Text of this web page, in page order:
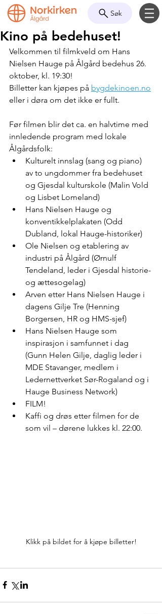
Søk
Kino på bedehuset!
Velkommen til filmkveld om Hans
Nielsen Hauge på Ålgård bedehus 26.
oktober, kl. 19:30!
Billetter kan kjøpes på bygdekinoen.no
eller i døra om det ikke er fullt.
Før filmen blir det ca. en halvtime med
innledende program med lokale
Ålgårdsfolk:
Kulturelt innslag (sang og piano)
av to ungdommer fra bedehuset
og Gjesdal kulturskole (Malin Vold
og Lisbet Lomeland)
Hans Nielsen Hauge og
konventikkelplakaten (Odd
Dubland, lokal Hauge-historiker)
Ole Nielsen og etablering av
industri på Ålgård (Ørnulf
Tendeland, leder i Gjesdal historie-
og ættesogelag)
Arven etter Hans Nielsen Hauge i
dagens Gilje Tre (Henning
Borgersen, HR og HMS-sjef)
Hans Nielsen Hauge som
inspirasjon i samfunnet i dag
(Gunn Helen Gilje, daglig leder i
MDE Stavanger, medlem i
Ledernettverket Sør-Rogaland og i
Hauge Business Network)
FILM!
Kaffi og drøs etter filmen for de
som vil – dørene lukkes kl. 22:00.
Klikk på bildet for å kjøpe billetter!